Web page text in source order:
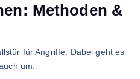
Methoden &
für Angriffe. Dabei geht es
um: